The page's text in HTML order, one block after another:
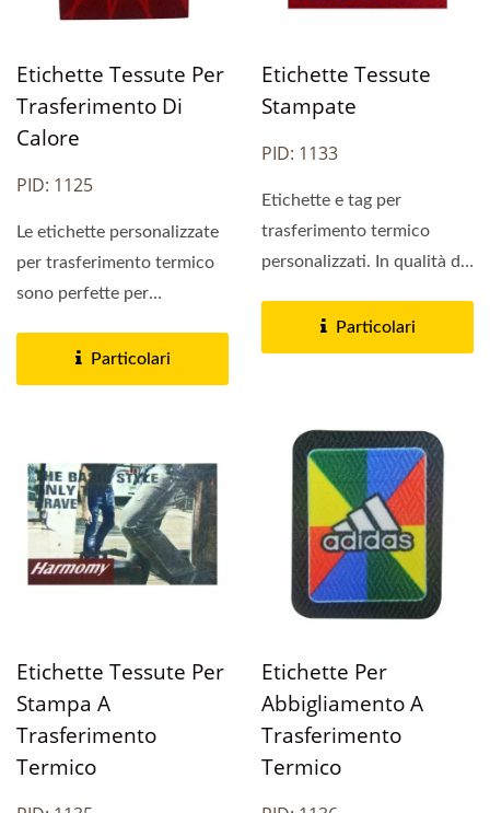
Etichette Tessute Per
Trasferimento Di
Calore
PID: 1125
Le etichette personalizzate
per trasferimento termico
sono perfette per
Particolari
Etichette Tessute
Stampate
PID: 1133
Etichette e tag per
trasferimento termico
personalizzati. In qualità di
Particolari
Etichette Tessute Per
Stampa A
Trasferimento
Termico
Etichette Per
Abbigliamento A
Trasferimento
Termico